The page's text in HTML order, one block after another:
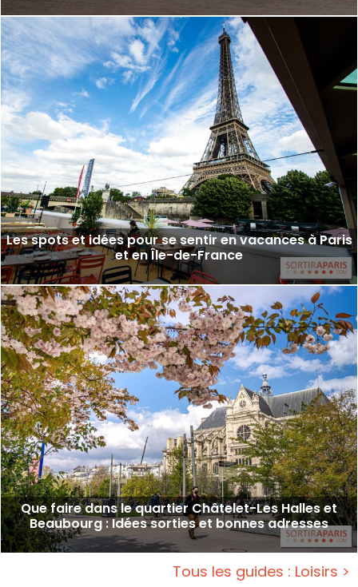
Les spots et idées pour se sentir en vacances à Paris
et en Île-de-France
Que faire dans le quartier Châtelet-Les Halles et
Beaubourg : Idées sorties et bonnes adresses
Tous les guides : Loisirs >